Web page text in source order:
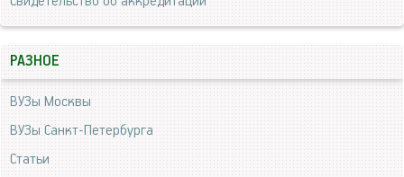
РАЗНОЕ
ВУЗы Москвы
ВУЗы Санкт-Петербурга
Статьи